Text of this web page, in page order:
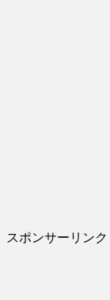
スポンサーリンク